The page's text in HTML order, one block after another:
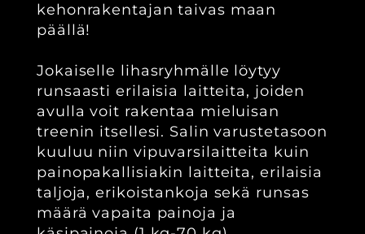
kehonrakentajan taivas maan
päällä!
Jokaiselle lihasryhmälle löytyy
runsaasti erilaisia laitteita, joiden
avulla voit rakentaa mieluisan
treenin itsellesi. Salin varustetasoon
kuuluu niin vipuvarsilaitteita kuin
painopakallisiakin laitteita, erilaisia
taljoja, erikoistankoja sekä runsas
määrä vapaita painoja ja